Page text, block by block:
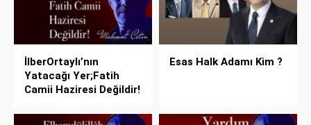
İlberOrtaylı’nın
Yatacağı Yer;Fatih
Camii Haziresi Değildir!
Esas Halk Adamı Kim ?